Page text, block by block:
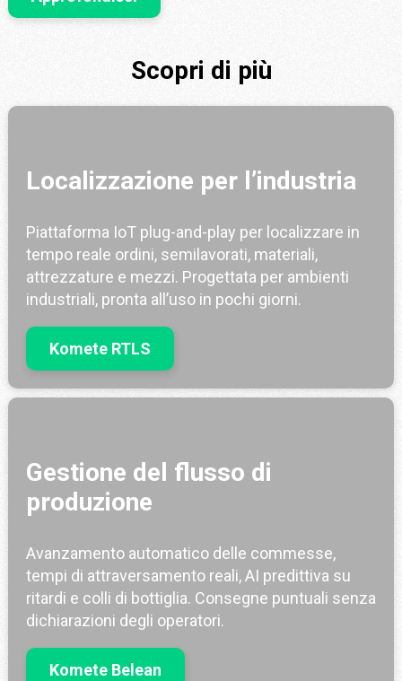
Scopri di più
Localizzazione per l’industria
Piattaforma IoT plug-and-play per localizzare in
tempo reale ordini, semilavorati, materiali,
attrezzature e mezzi. Progettata per ambienti
industriali, pronta all’uso in pochi giorni.
Komete RTLS
Gestione del flusso di
produzione
Avanzamento automatico delle commesse,
tempi di attraversamento reali, AI predittiva su
ritardi e colli di bottiglia. Consegne puntuali senza
dichiarazioni degli operatori.
Komete Belean